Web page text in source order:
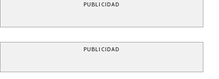
PUBLICIDAD
PUBLICIDAD